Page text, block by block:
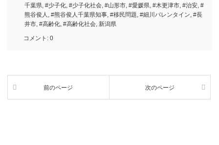
千葉県, #少子化, #少子化社会, #山形市, #愛媛県, #木更津市, #治安, #
熊谷俊人 , #熊谷俊人千葉県知事, #移民問題, #細川バレンタイン, #長
井市, #高齢化, #高齢化社会, 新潟県
コメント: 0
前のページ 次のページ